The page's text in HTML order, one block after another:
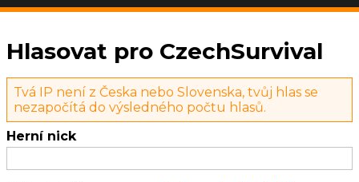
Hlasovat pro CzechSurvival
Tvá IP není z Česka nebo Slovenska, tvůj hlas se
nezapočítá do výsledného počtu hlasů.
Herní nick